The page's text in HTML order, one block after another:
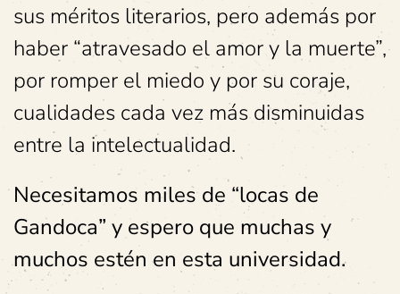
sus méritos literarios, pero además por
haber “atravesado el amor y la muerte”,
por romper el miedo y por su coraje,
cualidades cada vez más disminuidas
entre la intelectualidad.
Necesitamos miles de “locas de
Gandoca” y espero que muchas y
muchos estén en esta universidad.